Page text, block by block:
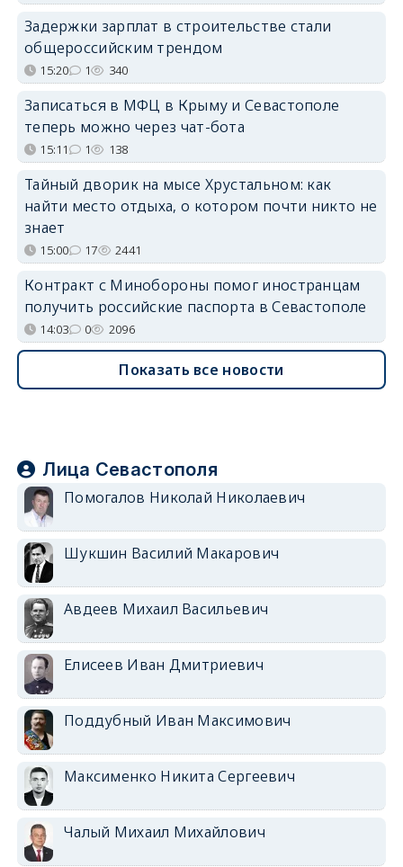
Задержки зарплат в строительстве стали
общероссийским трендом
15:20 1 340
Записаться в МФЦ в Крыму и Севастополе
теперь можно через чат-бота
15:11 1 138
Тайный дворик на мысе Хрустальном: как
найти место отдыха, о котором почти никто не
знает
15:00 17 2441
Контракт с Минобороны помог иностранцам
получить российские паспорта в Севастополе
14:03 0 2096
Показать все новости
Лица Севастополя
Помогалов Николай Николаевич
Шукшин Василий Макарович
Авдеев Михаил Васильевич
Елисеев Иван Дмитриевич
Поддубный Иван Максимович
Максименко Никита Сергеевич
Чалый Михаил Михайлович